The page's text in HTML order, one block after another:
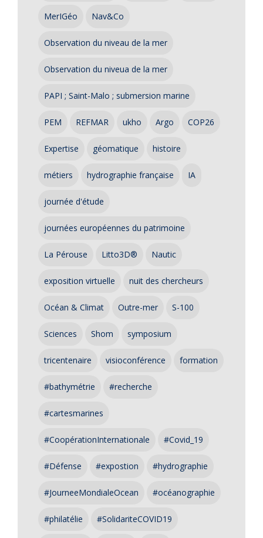
MerIGéo Nav&Co
Observation du niveau de la mer
Observation du niveua de la mer
PAPI ; Saint-Malo ; submersion marine
PEM REFMAR ukho Argo COP26
Expertise géomatique histoire
métiers hydrographie française IA
journée d'étude
journées européennes du patrimoine
La Pérouse Litto3D® Nautic
exposition virtuelle nuit des chercheurs
Océan & Climat Outre-mer S-100
Sciences Shom symposium
tricentenaire visioconférence formation
#bathymétrie #recherche
#cartesmarines
#CoopérationInternationale #Covid_19
#Défense #expostion #hydrographie
#JourneeMondialeOcean #océanographie
#philatélie #SolidariteCOVID19